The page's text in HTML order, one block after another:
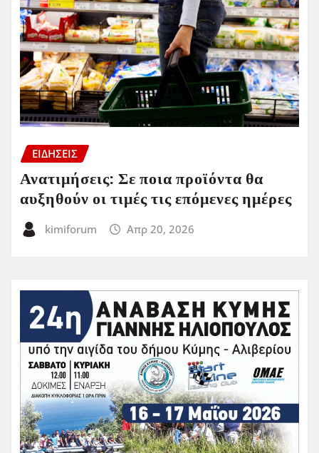
ΕΙΔΗΣΕΙΣ
Ανατιμήσεις: Σε ποια προϊόντα θα
αυξηθούν οι τιμές τις επόμενες ημέρες
kimiforum Απρ 20, 2026